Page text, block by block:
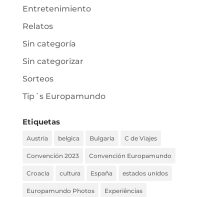
Entretenimiento
Relatos
Sin categoría
Sin categorizar
Sorteos
Tip´s Europamundo
Etiquetas
Austria belgica Bulgaria C de Viajes
Convención 2023 Convención Europamundo
Croacia cultura España estados unidos
Europamundo Photos Experiências